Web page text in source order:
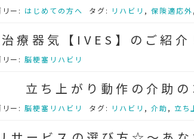
ー: はじめての方へ タグ: リハビリ , 保険適応外
療器気【IVES】のご紹介
リー:脳梗塞リハビリ
ち上がり動作の介助の
リー:脳梗塞リハビリ タグ: リハビリ , 介助, 立ち